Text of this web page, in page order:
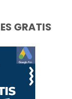
GRATIS